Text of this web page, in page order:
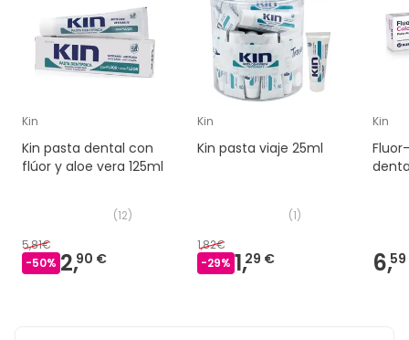
Kin
Kin pasta dental con
flúor y aloe vera 125ml
(12)
5,81€
-50% 2,90 €
Kin
Kin pasta viaje 25ml
(1)
1,82€
-29% 1,29 €
Kin
6,